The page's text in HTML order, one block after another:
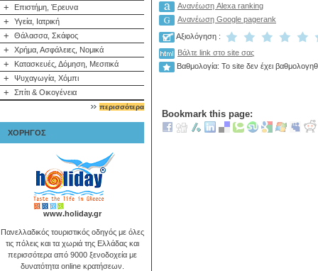
+ Επιστήμη, Έρευνα
+ Υγεία, Ιατρική
+ Θάλασσα, Σκάφος
+ Χρήμα, Ασφάλειες, Νομικά
+ Κατασκευές, Δόμηση, Μεσιτικά
+ Ψυχαγωγία, Χόμπι
+ Σπίτι & Οικογένεια
περισσότερα
ΧΟΡΗΓΟΣ
www.holiday.gr
Πανελλαδικός τουριστικός οδηγός με όλες
τις πόλεις και τα χωριά της Ελλάδας και
περισσότερα από 9000 ξενοδοχεία με
δυνατότητα online κρατήσεων.
Ανανέωση Alexa ranking
Ανανέωση Google pagerank
Αξιολόγηση :
Βάλτε link στο site σας
Βαθμολογία: Το site δεν έχει
Bookmark this page: